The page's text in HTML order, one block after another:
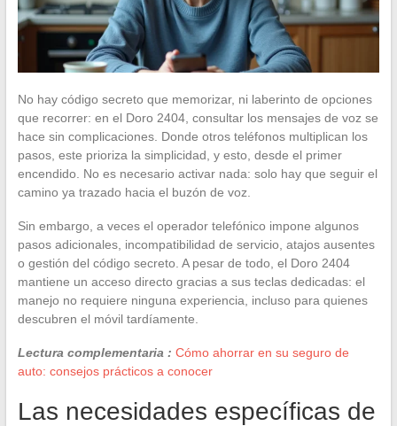
No hay código secreto que memorizar, ni laberinto de opciones
que recorrer: en el Doro 2404, consultar los mensajes de voz se
hace sin complicaciones. Donde otros teléfonos multiplican los
pasos, este prioriza la simplicidad, y esto, desde el primer
encendido. No es necesario activar nada: solo hay que seguir el
camino ya trazado hacia el buzón de voz.
Sin embargo, a veces el operador telefónico impone algunos
pasos adicionales, incompatibilidad de servicio, atajos ausentes
o gestión del código secreto. A pesar de todo, el Doro 2404
mantiene un acceso directo gracias a sus teclas dedicadas: el
manejo no requiere ninguna experiencia, incluso para quienes
descubren el móvil tardíamente.
Lectura complementaria : Cómo ahorrar en su seguro de
auto: consejos prácticos a conocer
Las necesidades específicas de